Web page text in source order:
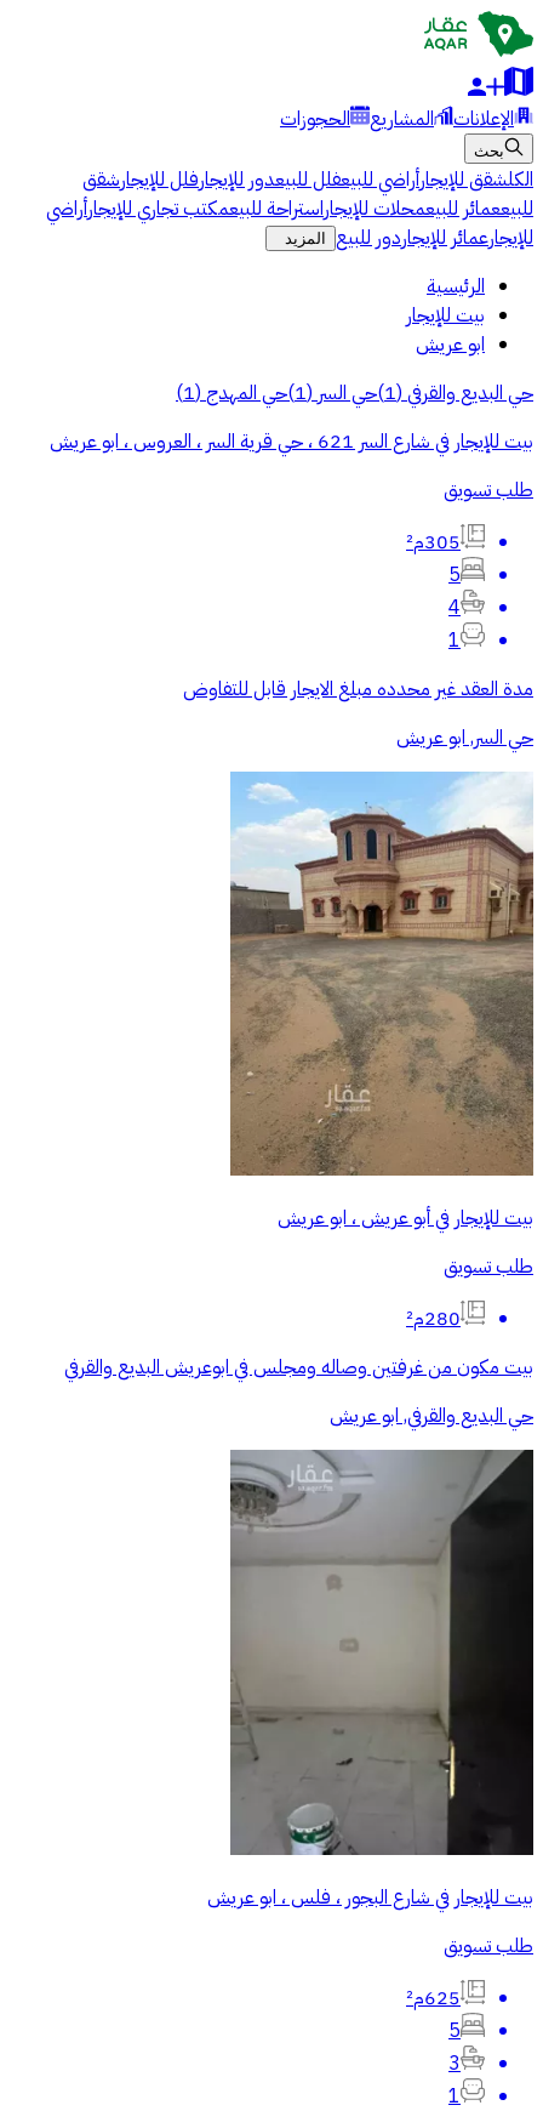
الإعلانات المشاريع الحجوزات
بحث
الكلشقق للإيجارأراضي للبيعفلل للبيعدور للإيجارفلل للإيجارشقق
للبيععمائر للبيعمحلات للإيجاراستراحة للبيعمكتب تجاري للإيجارأراضي
للإيجارعمائر للإيجاردور للبيع المزيد
الرئيسية
بيت للإيجار
ابو عريش
حي البديع والقرفي(
1
)حي السر (
1
)حي المهدج(
1
)
بيت للإيجار في شارع السر 621 ، حي قرية السر ، العروس ، ابو عريش
طلب تسويق
305م²
5
4
1
مدة العقد غير محدده مبلغ الايجار قابل للتفاوض
حي السر, ابو عريش
بيت للإيجار في أبو عريش ، ابو عريش
طلب تسويق
280م²
بيت مكون من غرفتين وصاله ومجلس في ابوعريش البديع والقرفي
حي البديع والقرفي, ابو عريش
بيت للإيجار في شارع البجور ، فلس ، ابو عريش
طلب تسويق
625م²
5
3
1